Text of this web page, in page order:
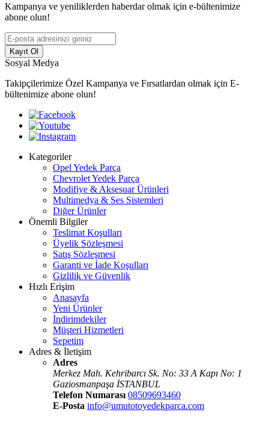
Kampanya ve yeniliklerden haberdar olmak için e-bültenimize
abone olun!
Kayıt Ol
Sosyal Medya
Takipçilerimize Özel Kampanya ve Fırsatlardan olmak için E-
bültenimize abone olun!
Kategoriler
Opel Yedek Parça
Chevrolet Yedek Parça
Modifiye & Aksesuar Ürünleri
Multimedya & Ses Sistemleri
Diğer Ürünler
Önemli Bilgiler
Teslimat Koşulları
Üyelik Sözleşmesi
Satış Sözleşmesi
Garanti ve İade Koşulları
Gizlilik ve Güvenlik
Hızlı Erişim
Anasayfa
Yeni Ürünler
İndirimdekiler
Müşteri Hizmetleri
Sepetim
Adres & İletişim
Adres
Merkez Mah. Kehribarcı Sk. No: 33 A Kapı No: 1
Gaziosmanpaşa İSTANBUL
Telefon Numarası 08509693460
E-Posta info@umutotoyedekparca.com